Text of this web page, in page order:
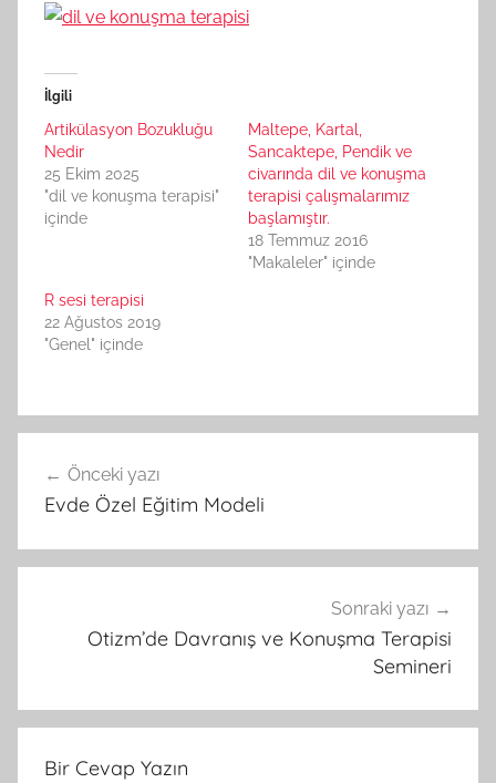
İlgili
Artikülasyon Bozukluğu
Nedir
25 Ekim 2025
"dil ve konuşma terapisi"
içinde
Maltepe, Kartal,
Sancaktepe, Pendik ve
civarında dil ve konuşma
terapisi çalışmalarımız
başlamıştır.
18 Temmuz 2016
"Makaleler" içinde
R sesi terapisi
22 Ağustos 2019
"Genel" içinde
gezinmesi
Önceki yazı
Evde Özel Eğitim Modeli
Sonraki yazı
Otizm’de Davranış ve Konuşma Terapisi
Semineri
Bir Cevap Yazın